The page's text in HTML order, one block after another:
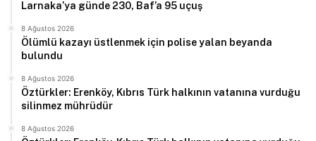
Larnaka’ya günde 230, Baf’a 95 uçuş
8 Ağustos 2026
Ölümlü kazayı üstlenmek için polise yalan beyanda
bulundu
8 Ağustos 2026
Öztürkler: Erenköy, Kıbrıs Türk halkının vatanına vurduğu
silinmez mührüdür
8 Ağustos 2026